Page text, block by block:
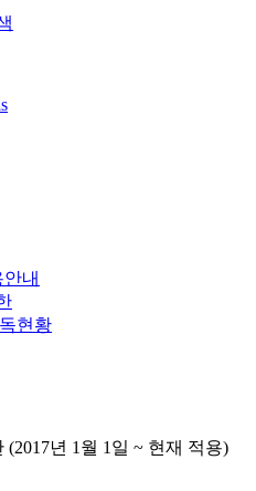
내
현황
년 1월 1일 ~ 현재 적용)